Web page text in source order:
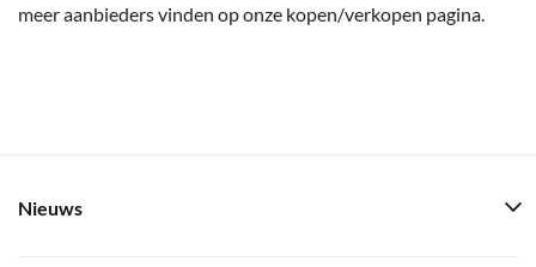
meer aanbieders vinden op onze kopen/verkopen pagina.
Nieuws